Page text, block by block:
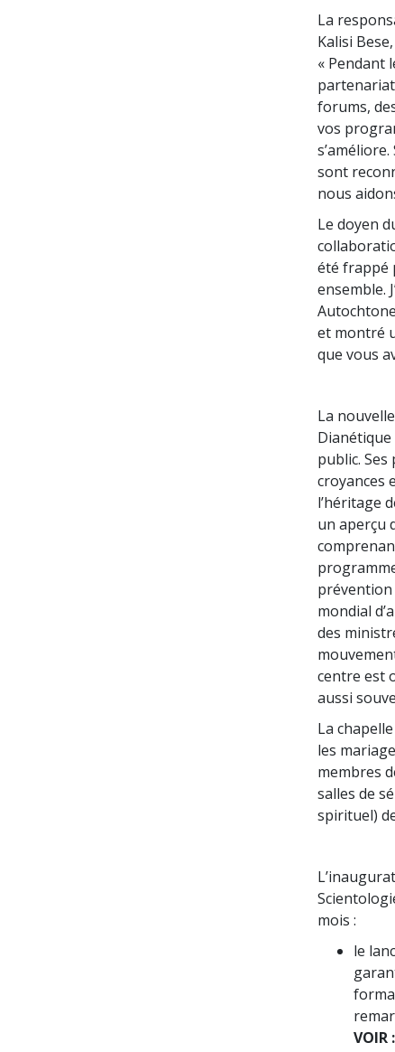
La
Kalisi
« Pendant
forums,
vos
sont
nous
Le doyen
été frappé
ensemble.
et montré
que vous
La
Dianétique
public.
croyances
l’héritage
un aperçu
prévention
mondial
des
centre est
aussi
La
les
membres
salles de
spirituel)
mois :
le
VOIR :